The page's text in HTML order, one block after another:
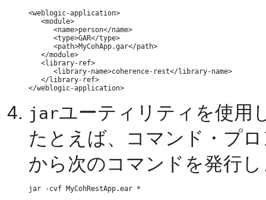
<weblogic-application>
   <module>
      <name>person</name>
      <type>GAR</type>
      <path>MyCohApp.gar</path>
   </module>
   <library-ref>
      <library-name>coherence-rest</library-name>
   </library-ref>
jarユーティリティを使用
たとえば、コマンド・プ
から次のコマンドを発行